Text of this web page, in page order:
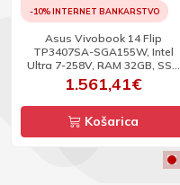
-10% INTERNET BANKARSTVO
Asus Vivobook 14 Flip
TP3407SA-SGA155W, Intel
Ultra 7-258V, RAM 32GB, SSD
1TB, 14inch, OLED WUXGA, TS,
W11 -BEZ ADAPTERA
1.561,41€
Košarica